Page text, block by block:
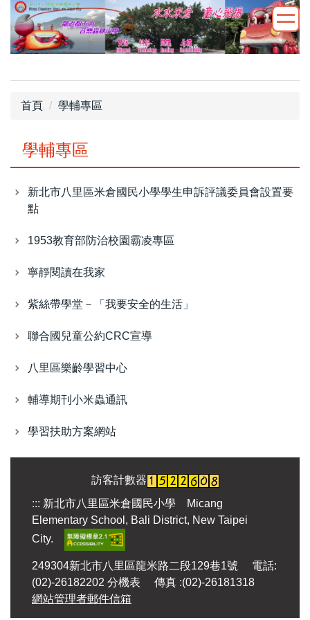
跳
到
主
首頁 學輔專區
學輔專區
新北市八里區米倉國民小學學生申訴評議委員會設置要
點
1953教育部防治校園霸凌專區
寧靜閱讀在我家
紫絲帶學堂－「我要安全的生活」
聯合國兒童公約CRC宣導
八里區樂齡學習中心
輔導期刊小米蟲通訊
學習扶助方案網站
訪客計數器
::: 新北市八里區米倉國民小學 Micang
Elementary School, Bali District, New Taipei
City.
249304新北市八里區龍米路二段129巷1號 電話:
(02)-26182202 分機表 傳真 :(02)-26181318
網站管理者郵件信箱